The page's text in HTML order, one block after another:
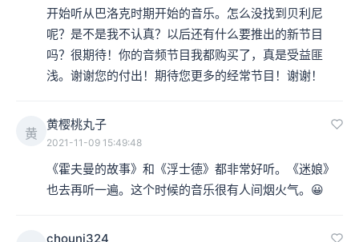
开始听从巴洛克时期开始的音乐。怎么没找到贝利尼
呢？是不是我不认真？以后还有什么要推出的新节目
吗？很期待！你的音频节目我都购买了，真是受益匪
浅。谢谢您的付出！期待您更多的经常节目！谢谢！
黄
黄樱桃丸子
2021-11-09 15:49:48
《霍夫曼的故事》和《浮士德》都非常好听。《迷娘》
也去再听一遍。这个时候的音乐很有人间烟火气。😀
chouni324